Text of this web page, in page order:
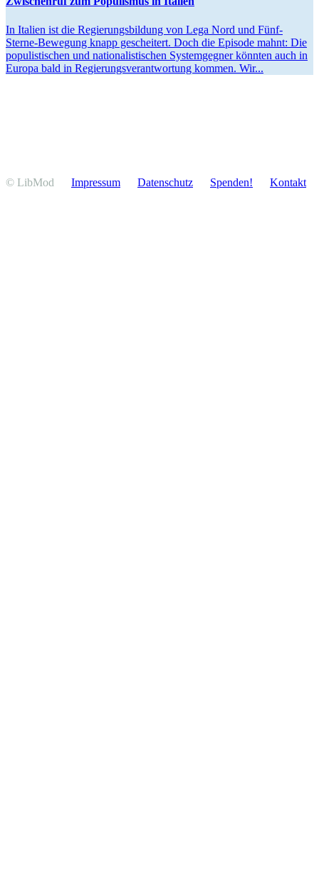
In Italien ist die Regie­rungs­bildung von Lega Nord und Fünf-
Sterne-Bewegung knapp gescheitert. Doch die Episode mahnt: Die
populis­ti­schen und natio­na­lis­ti­schen System­gegner könnten auch in
Europa bald in Regie­rungs­ver­ant­wortung kommen. Wir...
© LibMod Impressum Daten­schutz Spenden! Kontakt